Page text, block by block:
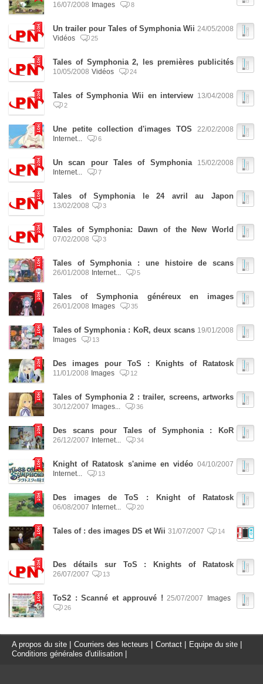
16/07/2008 Images 8
Un trailer pour Tales of Symphonia Wii 24/05/2008
Vidéos
25
Tales of Symphonia 2, les premières publicités
10/05/2008 Vidéos 24
Tales of Symphonia Wii en interview 13/04/2008
2
Une petite collection d'images TOS
22/02/2008
Internet...
6
Un scan pour Tales of Symphonia
15/02/2008
Internet...
7
Tales of Symphonia le 24 avril au Japon
13/02/2008 3
Tales of Symphonia: Dawn of the New World
07/02/2008 3
Tales of Symphonia : une histoire de scans
26/01/2008 Internet... 5
Tales of Symphonia généreux en images
26/01/2008 Images 35
Tales of Symphonia : KoR, deux scans 19/01/2008
Images
13
Des images pour ToS : Knights of Ratatosk
11/01/2008 Images 12
Tales of Symphonia 2 : trailer, screens, artworks
30/12/2007 Images... 36
Des scans pour Tales of Symphonia : KoR
26/12/2007 Internet... 34
Knight of Ratatosk s'anime en vidéo 04/10/2007
Internet...
13
Des images de ToS : Knight of Ratatosk
06/08/2007 Internet... 20
Tales of : des images DS et Wii 31/07/2007 14
Des détails sur ToS : Knights of Ratatosk
26/07/2007 13
ToS2 : Scanné et approuvé ! 25/07/2007 Images
26
A propos du site Courriers des lecteurs Contact Equipe du site
Conditions générales d'utilisation